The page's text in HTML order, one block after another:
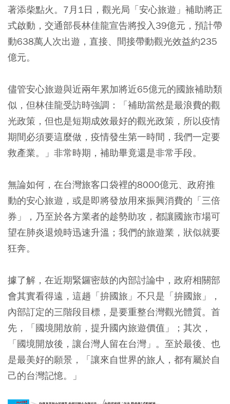
著添柴點火。7月1日，觀光局「安心旅遊」補助將正
式啟動，交通部長林佳龍宣告將投入39億元，預計帶
動638萬人次出遊，直接、間接帶動觀光效益約235
億元。
儘管安心旅遊與近兩年累加將近65億元的國旅補助類
似，但林佳龍受訪時強調：「補助當然是最浪費的觀
光政策，但也是短期成效最好的觀光政策，所以疫情
期間必須要這麼做，疫情發生第一時間，我們一定要
救產業。」非常時期，補助畢竟還是非常手段。
無論如何，在台灣旅客口袋裡的8000億元、政府推
動的安心旅遊，或是即將發放用來振興消費的「三倍
券」，乃至於各方業者的趁勢助攻，都讓國旅市場可
望在肺炎退燒時迅速升溫；我們的旅遊業，狀似就要
狂奔。
據了解，在近期緊鑼密鼓的內部討論中，政府相關部
會其實看得遠，這趟「拚國旅」不只是「拚國旅」，
內部訂定的三階段目標，是要重整台灣觀光體質。首
先，「國境開放前，提升國內旅遊價值」；其次，
「國境開放後，讓台灣人留在台灣」。至於最後、也
是最美好的願景，「讓來自世界的旅人，都有屬於自
己的台灣記憶。」